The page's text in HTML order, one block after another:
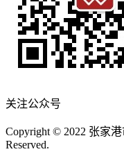
关注公众号
Copyright © 2022 张家
Reserved.